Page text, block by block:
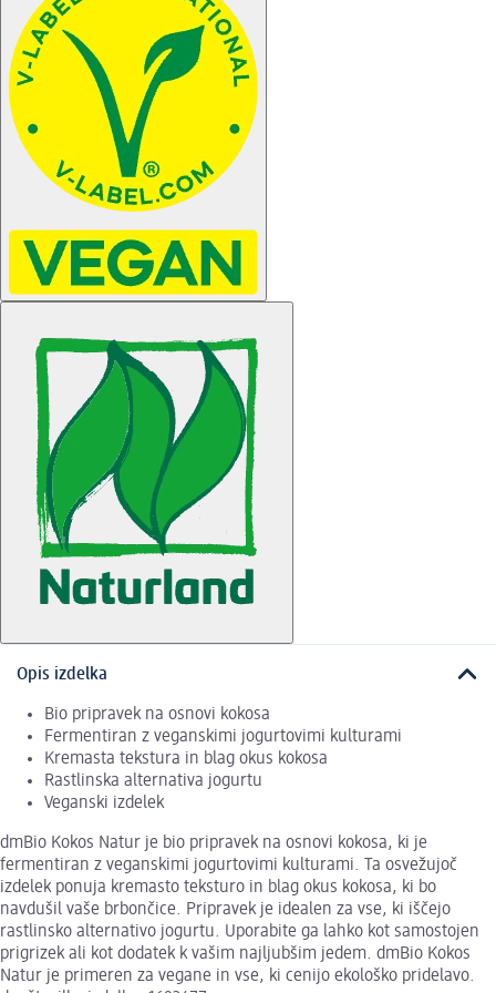
Opis izdelka
Bio pripravek na osnovi kokosa
Fermentiran z veganskimi jogurtovimi kulturami
Kremasta tekstura in blag okus kokosa
Rastlinska alternativa jogurtu
Veganski izdelek
dmBio Kokos Natur je bio pripravek na osnovi kokosa, ki je
fermentiran z veganskimi jogurtovimi kulturami. Ta osvežujoč
izdelek ponuja kremasto teksturo in blag okus kokosa, ki bo
navdušil vaše brbončice. Pripravek je idealen za vse, ki iščejo
rastlinsko alternativo jogurtu. Uporabite ga lahko kot samostojen
prigrizek ali kot dodatek k vašim najljubšim jedem. dmBio Kokos
Natur je primeren za vegane in vse, ki cenijo ekološko pridelavo.